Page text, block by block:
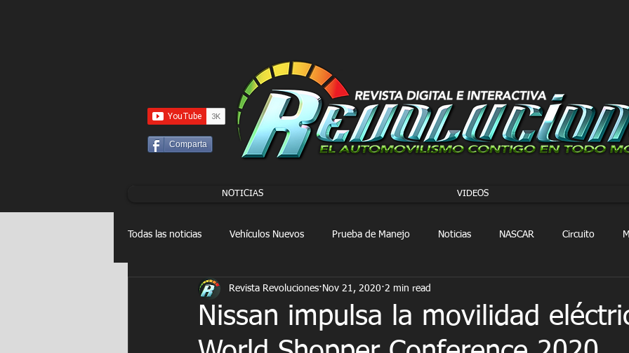
Comparta
NOTICIAS VIDEOS
Todas las noticias Vehículos Nuevos Prueba de Manejo Noticias NASCAR Circuito
Drag Racing FORMULA E FORMULA 1 Extreme E
Nissan impulsa la movilidad
Revista Revoluciones Nov 21, 2020 2 min read